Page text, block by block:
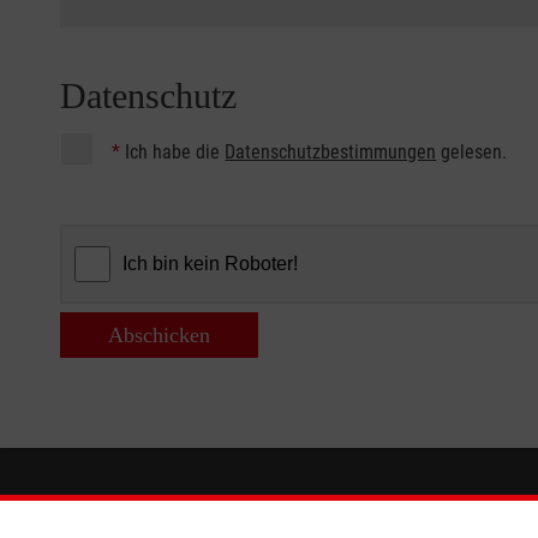
Datenschutz
* Ich habe die Datenschutzbestimmungen gelesen.
Abschicken
Informationen Die